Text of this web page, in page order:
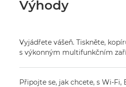
Výhody
Vyjádřete vášeň. Tiskněte,
s výkonným multifunkčním
Připojte se, jak chcete, s Wi-Fi,